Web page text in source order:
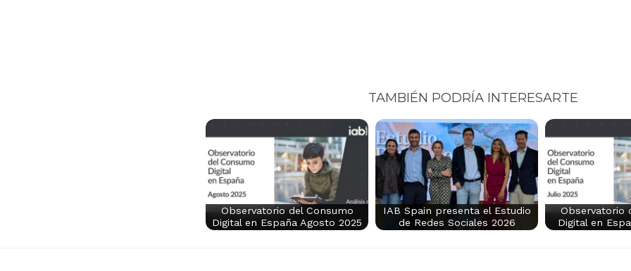
TAMBIÉN PODRÍA INTERESARTE
Observatorio del Consumo
Digital en España Agosto 2025
IAB Spain presenta el Estudio
de Redes Sociales 2026
Observatorio
Digital en